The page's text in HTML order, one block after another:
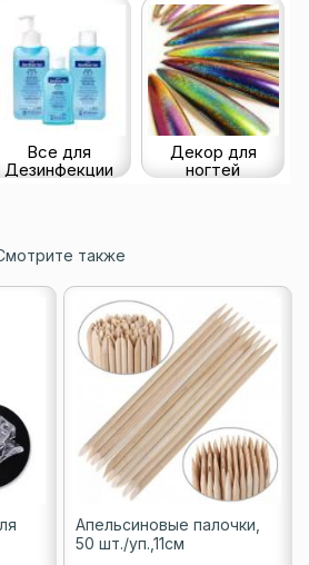
Все для
Дезинфекции
Декор для
ногтей
также
Апельсиновые палочки,
50 шт./уп.,11см